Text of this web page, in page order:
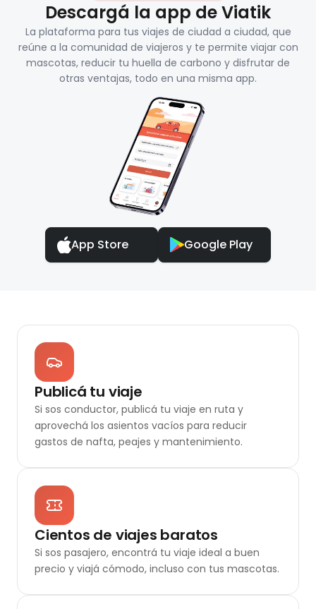
Descargá la app de Viatik
La plataforma para tus viajes de ciudad a ciudad, que
reúne a la comunidad de viajeros y te permite viajar con
mascotas, reducir tu huella de carbono y disfrutar de
otras ventajas, todo en una misma app.
App Store Google Play
Publicá tu viaje
Si sos conductor, publicá tu viaje en ruta y
aprovechá los asientos vacíos para reducir
gastos de nafta, peajes y mantenimiento.
Cientos de viajes baratos
Si sos pasajero, encontrá tu viaje ideal a buen
precio y viajá cómodo, incluso con tus mascotas.